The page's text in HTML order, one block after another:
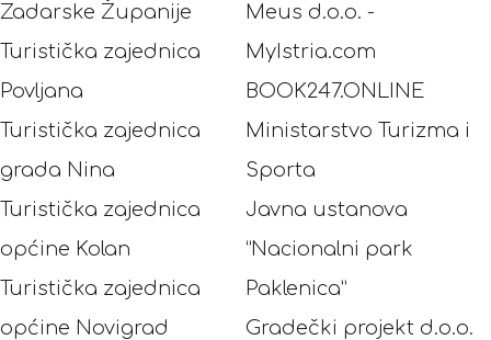
Zadarske Županije
Turistička zajednica
Povljana
Turistička zajednica
grada Nina
Turistička zajednica
općine Kolan
Turistička zajednica
općine Novigrad
Meus d.o.o. -
MyIstria.com
BOOK247.ONLINE
Ministarstvo Turizma i
Sporta
Javna ustanova
“Nacionalni park
Paklenica”
Gradečki projekt d.o.o.